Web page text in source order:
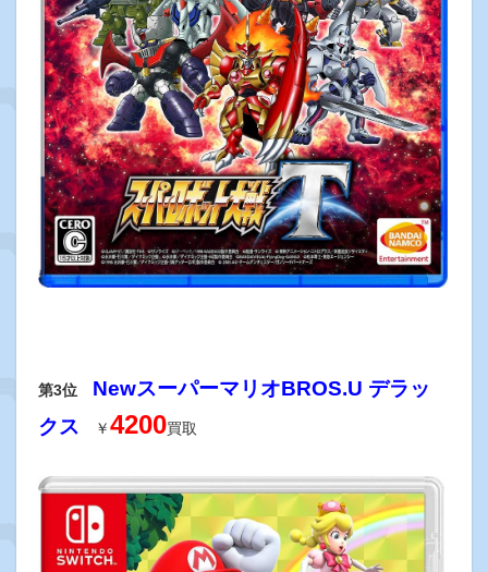
第3位 NewスーパーマリオBROS.U デラッ
クス
￥4200買取